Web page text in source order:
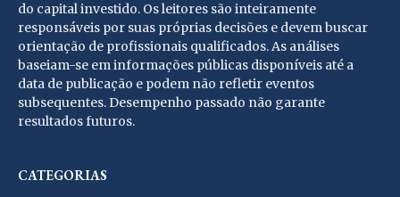
do capital investido. Os leitores são inteiramente
responsáveis por suas próprias decisões e devem buscar
orientação de profissionais qualificados. As análises
baseiam-se em informações públicas disponíveis até a
data de publicação e podem não refletir eventos
subsequentes. Desempenho passado não garante
resultados futuros.
CATEGORIAS